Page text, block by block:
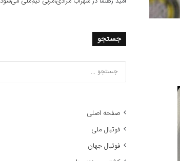
جستجو
صفحه اصلی
فوتبال ملی
فوتبال جهان